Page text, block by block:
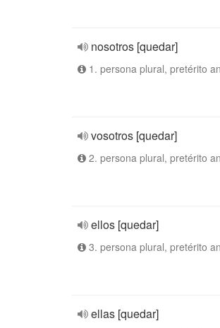
nosotros [quedar]
1. persona plural, pretérito
vosotros [quedar]
2. persona plural, pretérito
ellos [quedar]
3. persona plural, pretérito
ellas [quedar]